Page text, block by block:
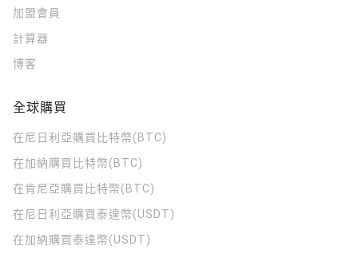
加盟會員
計算器
博客
全球購買
在尼日利亞購買比特幣(BTC)
在加納購買比特幣(BTC)
在肯尼亞購買比特幣(BTC)
在尼日利亞購買泰達幣(USDT)
在加納購買泰達幣(USDT)